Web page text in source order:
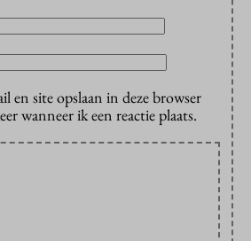
en site opslaan in deze browser
wanneer ik een reactie plaats.